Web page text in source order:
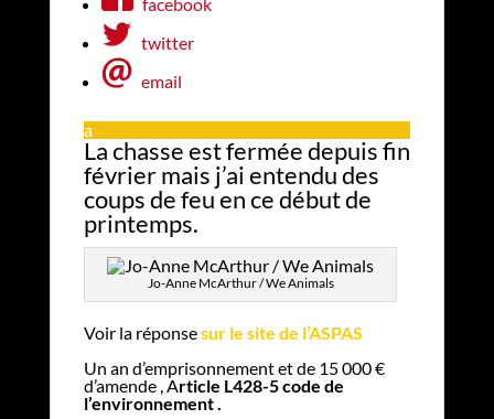
twitter
email
a
La chasse est fermée depuis fin
février mais j’ai entendu des
coups de feu en ce début de
printemps.
Jo-Anne McArthur / We Animals
Voir la réponsesur le site de l’ASPAS
Un an d’emprisonnement et de 15 000 €
d’amende , Article L428-5 code de
l’environnement .